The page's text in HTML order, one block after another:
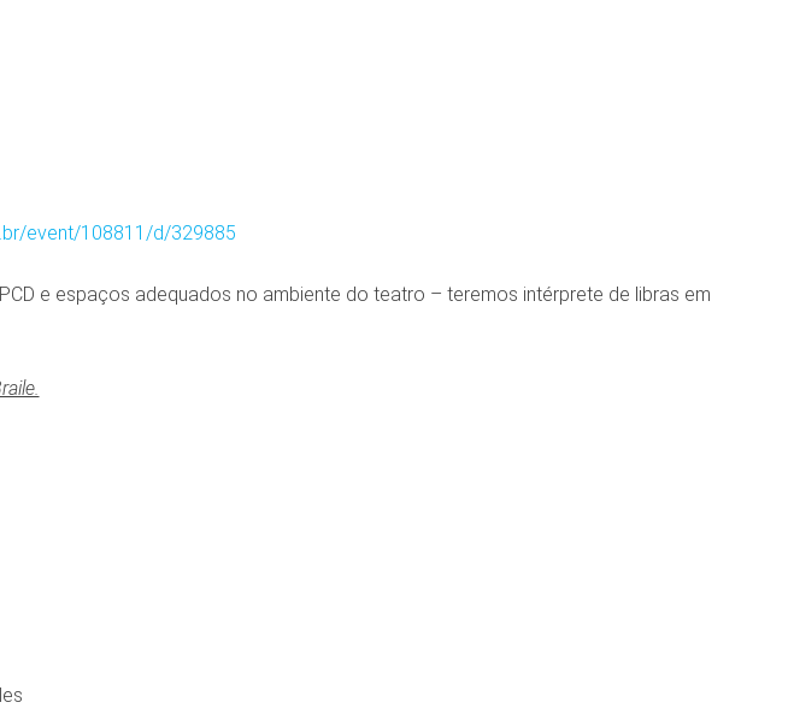
event/108811/d/329885
e espaços adequados no ambiente do teatro – teremos intérprete de libras em